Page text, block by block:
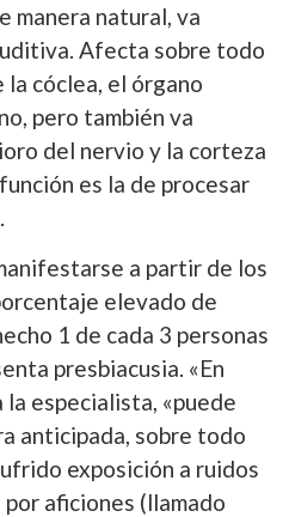
manera natural, va
Afecta sobre todo
la cóclea, el órgano
pero también va
del nervio y la corteza
es la de procesar
a partir de los
elevado de
1 de cada 3 personas
presbiacusia. «En
la especialista, «puede
anticipada, sobre todo
exposición a ruidos
aficiones (llamado